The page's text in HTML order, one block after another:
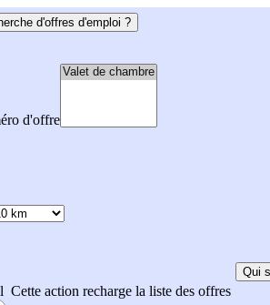
d'offres d'emploi ?
d'offre
Cette action recharge la liste des offres
Qui